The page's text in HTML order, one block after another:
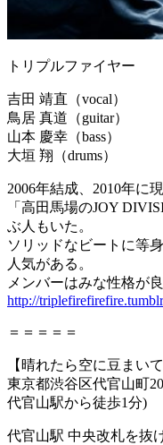
トリプルファイヤー
吉田 靖直（vocal）
鳥居 真道（guitar）
山本 慶幸（bass）
大垣 翔（drums）
2006年結成、2010年に
「高田馬場のJOY
ぶ人もいた。
ソリッドなビートに等
人気がある。
メンバーはみな性格が
http://
＝＝＝＝＝
【晴れたら空に豆まいて
東京都渋谷区代官山町
代官山駅から徒歩1分)
代官山駅 中央改札を抜